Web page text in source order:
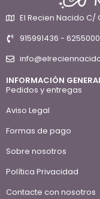
El Recien Nacido C/
915991436 -
INFORMACIÓN
Pedidos y entregas
Aviso Legal
Formas de pago
Sobre nosotros
Política Privacidad
Contacte con nosotros